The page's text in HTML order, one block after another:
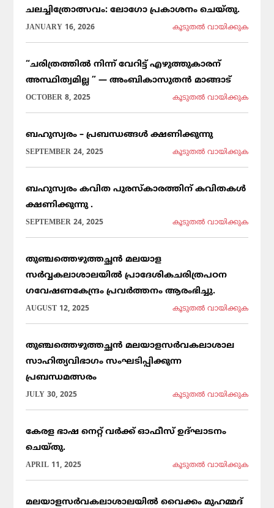
ചലച്ചിത്രോത്സവം: ലോഗോ പ്രകാശനം ചെയ്തു.
JANUARY 16, 2026 കൂടുതല്‍ വായിക്കുക
“ചരിത്രത്തിൽ നിന്ന് വേറിട്ട് എഴുത്തുകാരന്
അസ്ഥിത്വമില്ല ” — അംബികാസുതൻ മാങ്ങാട്
OCTOBER 8, 2025 കൂടുതല്‍ വായിക്കുക
ബഹുസ്വരം – പ്രബന്ധങ്ങൾ ക്ഷണിക്കുന്നു
SEPTEMBER 24, 2025 കൂടുതല്‍ വായിക്കുക
ബഹുസ്വരം കവിത പുരസ്കാരത്തിന് കവിതകൾ
ക്ഷണിക്കുന്നു .
SEPTEMBER 24, 2025 കൂടുതല്‍ വായിക്കുക
തുഞ്ചത്തെഴുത്തച്ഛൻ മലയാള
സർവ്വകലാശാലയിൽ പ്രാദേശികചരിത്രപഠന
ഗവേഷണകേന്ദ്രം പ്രവർത്തനം ആരംഭിച്ചു.
AUGUST 12, 2025 കൂടുതല്‍ വായിക്കുക
തുഞ്ചത്തെഴുത്തച്ഛൻ മലയാളസർവകലാശാല
സാഹിത്യവിഭാഗം സംഘടിപ്പിക്കുന്ന
പ്രബന്ധമത്സരം
JULY 30, 2025 കൂടുതല്‍ വായിക്കുക
കേരള ഭാഷ നെറ്റ് വർക്ക് ഓഫീസ് ഉദ്ഘാടനം
ചെയ്തു.
APRIL 11, 2025 കൂടുതല്‍ വായിക്കുക
മലയാളസർവകലാശാലയിൽ വൈക്കം മുഹമ്മദ്